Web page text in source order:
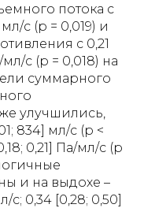
потока с
с (р = 0,019) и
с 0,21
мл/с (р = 0,018) на
суммарного
улучшились,
834] мл/с (р <
0,21] Па/мл/с (р
и на выдохе –
с; 0,34 [0,28; 0,50]